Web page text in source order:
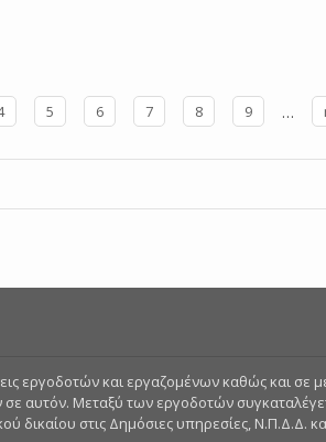
5 6 7 8 9 …
εργοδοτών και εργαζομένων καθώς και σε
αυτόν. Μεταξύ των εργοδοτών
δικαίου στις Δημόσιες υπηρεσίες, Ν.Π.Δ.Δ.